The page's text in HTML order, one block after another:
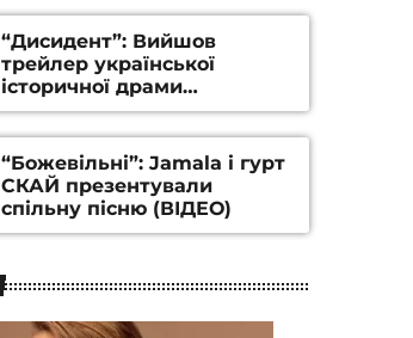
“Дисидент”: Вийшов
трейлер української
історичної драми
Станіслава Гуренка та
Андрія Алфьорова (ВІДЕО)
“Божевільні”: Jamala і гурт
СКАЙ презентували
спільну пісню (ВІДЕО)